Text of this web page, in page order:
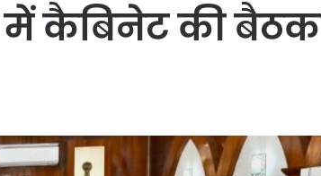
में कैबिनेट की बैठक